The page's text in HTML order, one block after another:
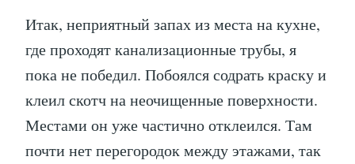
Итак, неприятный запах из места на кухне,
где проходят канализационные трубы, я
пока не победил. Побоялся содрать краску и
клеил скотч на неочищенные поверхности.
Местами он уже частично отклеился. Там
почти нет перегородок между этажами, так